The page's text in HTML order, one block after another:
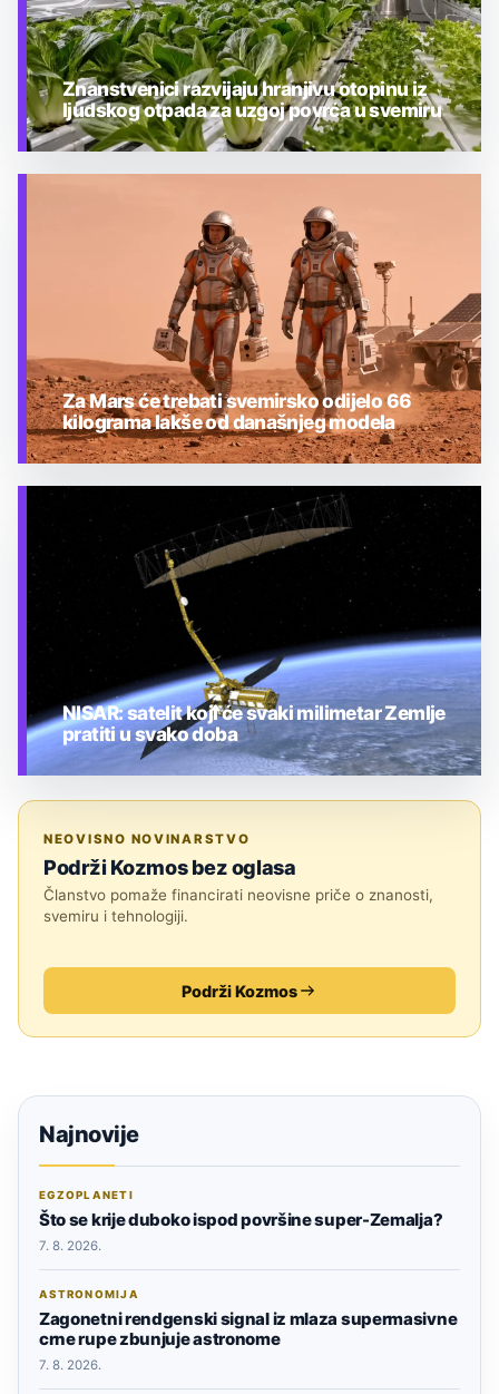
Znanstvenici razvijaju hranjivu otopinu iz
ljudskog otpada za uzgoj povrća u svemiru
Za Mars će trebati svemirsko odijelo 66
kilograma lakše od današnjeg modela
NISAR: satelit koji će svaki milimetar Zemlje
pratiti u svako doba
NEOVISNO NOVINARSTVO
Podrži Kozmos bez oglasa
Članstvo pomaže financirati neovisne priče o znanosti,
svemiru i tehnologiji.
Podrži Kozmos
Najnovije
EGZOPLANETI
Što se krije duboko ispod površine super-Zemalja?
7. 8. 2026.
ASTRONOMIJA
Zagonetni rendgenski signal iz mlaza supermasivne
crne rupe zbunjuje astronome
7. 8. 2026.